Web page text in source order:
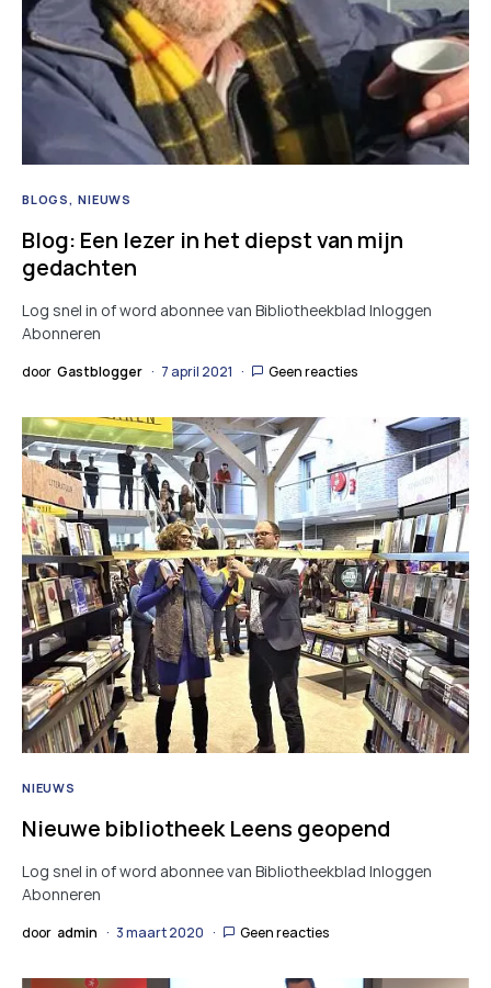
BLOGS NIEUWS
Blog: Een lezer in het diepst van mijn
gedachten
Log snel in of word abonnee van Bibliotheekblad Inloggen
Abonneren
door Gastblogger 7 april 2021 Geen reacties
NIEUWS
Nieuwe bibliotheek Leens geopend
Log snel in of word abonnee van Bibliotheekblad Inloggen
Abonneren
door admin 3 maart 2020 Geen reacties